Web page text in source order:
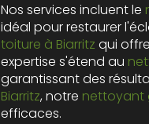
Nos services incluent le
idéal pour restaurer
toiture à Biarritz qui
expertise s'étend au
garantissant des
Biarritz, notre nettoyant
efficaces.